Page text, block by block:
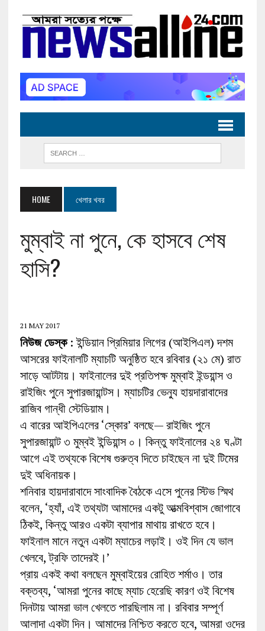
HOME খেলার খবর
মুম্বাই না পুনে, কে হাসবে শেষ
হাসি?
21 MAY 2017
নিউজ ডেস্ক: ইন্ডিয়ান প্রিমিয়ার লিগের (আইপিএল) দশম
আসরের ফাইনালটি ম্যাচটি অনুষ্ঠিত হবে রবিবার (২১ মে) রাত
সাড়ে আটটায়। ফাইনালের দুই প্রতিপক্ষ মুম্বাই ইন্ডয়ান্স ও
রাইজিং পুনে সুপারজায়ান্টস। ম্যাচটির ভেন্যু হায়দারাবাদের
রাজিব গান্ধী স্টেডিয়াম।
এ বারের আইপিএলের ‘স্কোর’ বলছে— রাইজিং পুনে
সুপারজায়ান্ট ৩ মুম্বই ইন্ডিয়ান্স ০। কিন্তু ফাইনালের ২৪ ঘণ্টা
আগে এই তথ্যকে বিশেষ গুরুত্ব দিতে চাইছেন না দুই টিমের
দুই অধিনায়ক।
শনিবার হায়দারাবাদে সাংবাদিক বৈঠকে এসে পুনের স্টিভ স্মিথ
বলেন, ‘হ্যাঁ, এই তথ্যটা আমাদের একটু আত্মবিশ্বাস জোগাবে
ঠিকই, কিন্তু আরও একটা ব্যাপার মাথায় রাখতে হবে।
ফাইনাল মানে নতুন একটা ম্যাচের লড়াই। ওই দিন যে ভাল
খেলবে, ট্রফি তাদেরই।’
প্রায় একই কথা বলছেন মুম্বাইয়ের রোহিত শর্মাও। তার
বক্তব্য, ‘আমরা পুনের কাছে ম্যাচ হেরেছি কারণ ওই বিশেষ
দিনটায় আমরা ভাল খেলতে পারছিলাম না। রবিবার সম্পূর্ণ
আলাদা একটা দিন। আমাদের নিশ্চিত করতে হবে, আমরা ওদের